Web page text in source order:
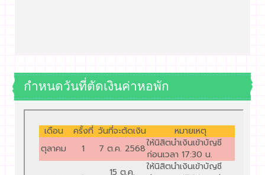
กำหนดวันที่ตัดเงินค่าหอพัก